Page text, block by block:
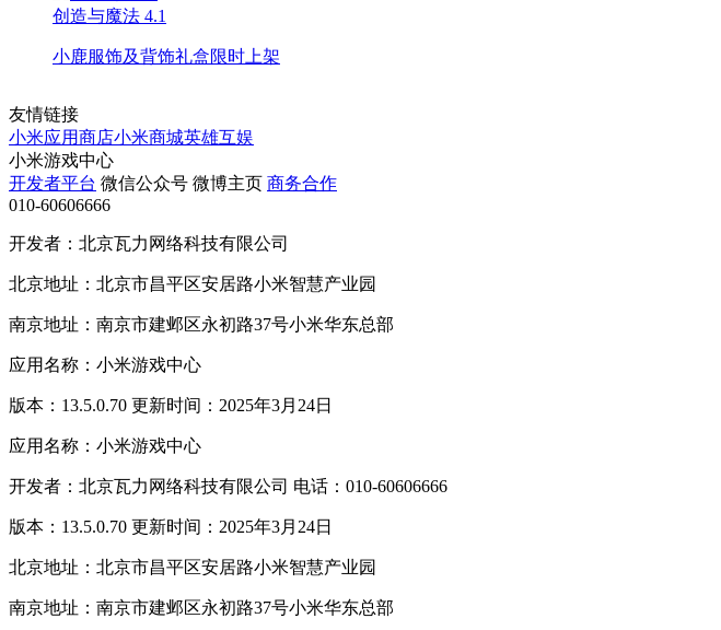
创造与魔法 4.1
小鹿服饰及背饰礼盒限时上架
友情链接
小米应用商店小米商城英雄互娱
小米游戏中心
开发者平台 微信公众号 微博主页 商务合作
010-60606666
开发者：北京瓦力网络科技有限公司
北京地址：北京市昌平区安居路小米智慧产业园
南京地址：南京市建邺区永初路37号小米华东总部
应用名称：小米游戏中心
版本：13.5.0.70 更新时间：2025年3月24日
应用名称：小米游戏中心
开发者：北京瓦力网络科技有限公司 电话：010-60606666
版本：13.5.0.70 更新时间：2025年3月24日
北京地址：北京市昌平区安居路小米智慧产业园
南京地址：南京市建邺区永初路37号小米华东总部